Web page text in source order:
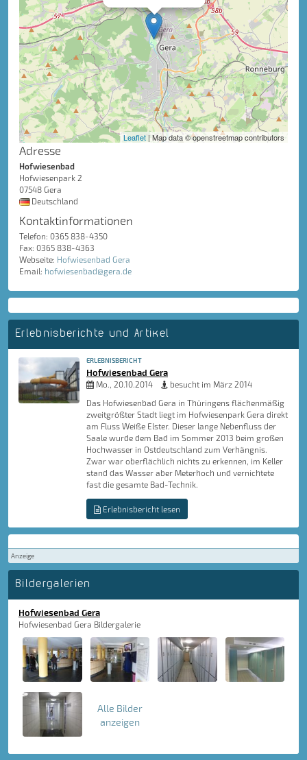
Leaflet | Map data © openstreetmap contributors
Adresse
Hofwiesenbad
Hofwiesenpark 2
07548 Gera
Deutschland
Kontaktinformationen
Telefon: 0365 838-4350
Fax: 0365 838-4363
Webseite: Hofwiesenbad Gera
Email: hofwiesenbad@gera.de
Erlebnisberichte und Artikel
ERLEBNISBERICHT
Hofwiesenbad Gera
Mo., 20.10.2014
besucht im März 2014
Das Hofwiesenbad Gera in Thüringens flächenmäßig
zweitgrößter Stadt liegt im Hofwiesenpark Gera direkt
am Fluss Weiße Elster. Dieser lange Nebenfluss der
Saale wurde dem Bad im Sommer 2013 beim großen
Hochwasser in Ostdeutschland zum Verhängnis.
Zwar war oberflächlich nichts zu erkennen, im Keller
stand das Wasser aber Meterhoch und vernichtete
fast die gesamte Bad-Technik.
Erlebnisbericht lesen
Anzeige
Bildergalerien
Hofwiesenbad Gera
Hofwiesenbad Gera Bildergalerie
Alle Bilder
anzeigen